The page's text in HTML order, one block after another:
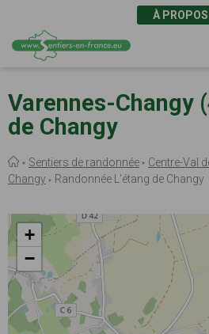
au
contenu
principal
À PROPOS
Varennes-Changy
de Changy
Fil
d'Ariane
Sentiers de randonnée Centre-Val
Changy
Randonnée L'étang de Changy
+
−